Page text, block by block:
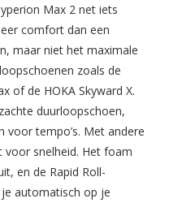
Max 2 net iets
comfort dan een
maar niet het maximale
zoals de
of de HOKA Skyward X.
duurloopschoen,
voor tempo’s. Met andere
voor snelheid. Het foam
en de Rapid Roll-
automatisch op je